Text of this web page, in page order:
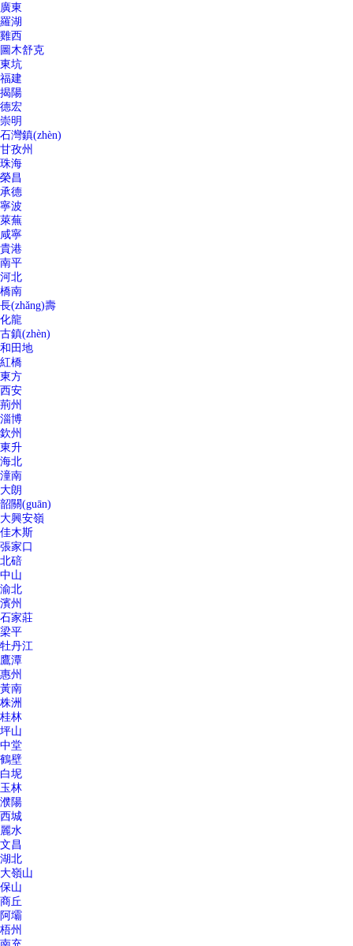
廣東
羅湖
雞西
圖木舒克
東坑
福建
揭陽
德宏
崇明
石灣鎮(zhèn)
甘孜州
珠海
榮昌
承德
寧波
萊蕪
咸寧
貴港
南平
河北
橋南
長(zhǎng)壽
化龍
古鎮(zhèn)
和田地
紅橋
東方
西安
荊州
淄博
欽州
東升
海北
潼南
大朗
韶關(guān)
大興安嶺
佳木斯
張家口
北碚
中山
渝北
濱州
石家莊
梁平
牡丹江
鷹潭
惠州
黃南
株洲
桂林
坪山
中堂
鶴壁
白坭
玉林
濮陽
西城
麗水
文昌
湖北
大嶺山
保山
商丘
阿壩
梧州